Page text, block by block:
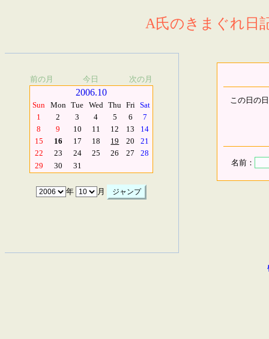
A氏のきまぐれ日
前の月 今日 次の月
2006.10
Sun Mon Tue Wed Thu Fri Sat
1
2 3 4 5 6
7
8
9 10 11 12 13
14
15
16 17 18 19 20
21
22
23 24 25 26 27
28
29
30 31
年 月
この日の
名前：